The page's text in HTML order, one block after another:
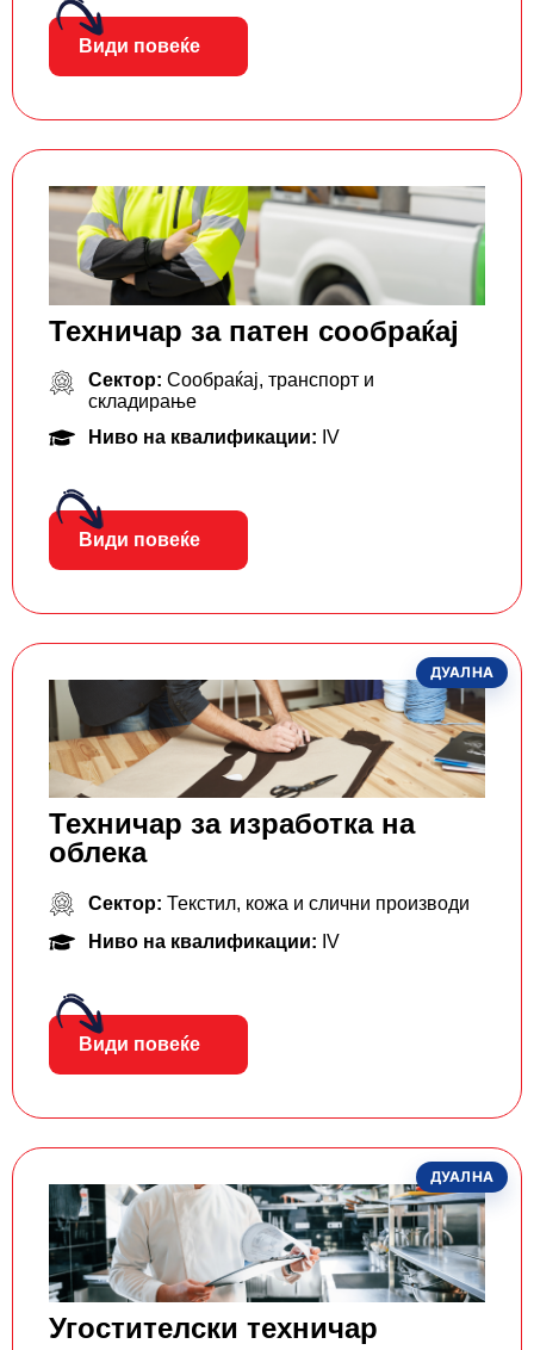
Види повеќе
Техничар за патен сообраќај
Сектор: Сообраќај, транспорт и
складирање
Ниво на квалификации: IV
Види повеќе
ДУАЛНА
Техничар за изработка на
облека
Сектор: Текстил, кожа и слични производи
Ниво на квалификации: IV
Види повеќе
ДУАЛНА
Угостителски техничар